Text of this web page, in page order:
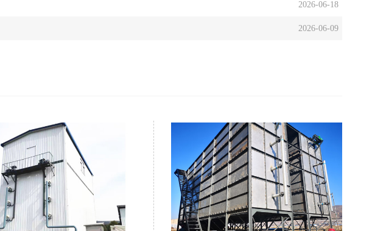
2026-06-18
2026-06-09